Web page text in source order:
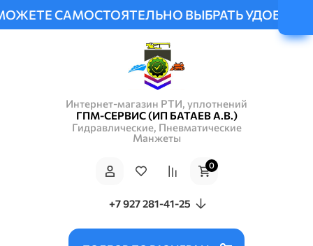
ВЫБРАТЬ УДОБНЫЙ
Интернет-магазин РТИ, уплотнений
ГПМ-СЕРВИС (ИП БАТАЕВ А.В.)
Гидравлические, Пневматические
Манжеты
0
+7 927 281-41-25